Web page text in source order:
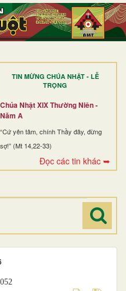
TIN MỪNG CHÚA NHẬT - LỄ
TRỌNG
Chúa Nhật XIX Thường Niên -
Năm A
“Cứ yên tâm, chính Thầy đây, đừng
sợ!” (Mt 14,22-33)
Đọc các tin khác ➥